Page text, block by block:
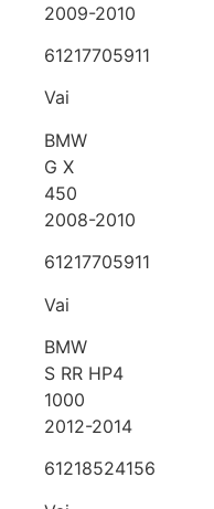
2009-2010
61217705911
Vai
BMW
G X
450
2008-2010
61217705911
Vai
BMW
S RR HP4
1000
2012-2014
61218524156